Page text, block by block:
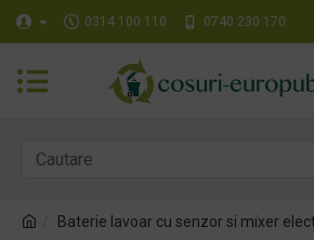
0314 100 110 0740 230 170
Baterie lavoar cu senzor si mixer